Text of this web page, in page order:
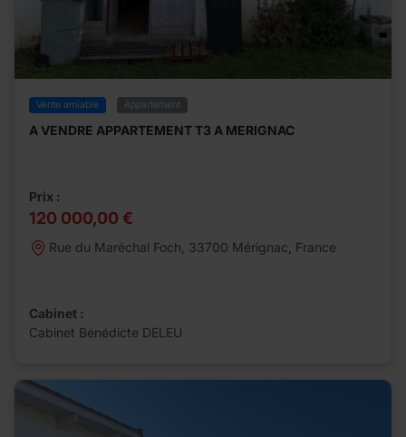
Vente amiable Appartement
A VENDRE APPARTEMENT T3 A MERIGNAC
Prix :
120 000,00 €
Rue du Maréchal Foch, 33700 Mérignac, France
Cabinet :
Cabinet Bénédicte DELEU